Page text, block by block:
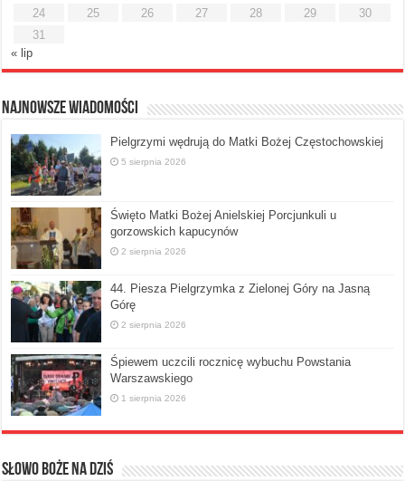
24
25 26 27 28 29
30
31
« lip
Najnowsze Wiadomości
Pielgrzymi wędrują do Matki Bożej Częstochowskiej
5 sierpnia 2026
Święto Matki Bożej Anielskiej Porcjunkuli u
gorzowskich kapucynów
2 sierpnia 2026
44. Piesza Pielgrzymka z Zielonej Góry na Jasną
Górę
2 sierpnia 2026
Śpiewem uczcili rocznicę wybuchu Powstania
Warszawskiego
1 sierpnia 2026
Słowo Boże na dziś